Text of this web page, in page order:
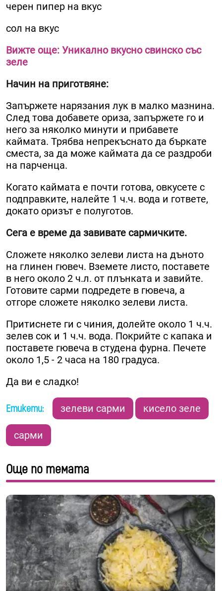
черен пипер на вкус
сол на вкус
Вижте още: Уникално вкусно свинско със
зеле
Начин на приготвяне:
Запържете нарязания лук в малко мазнина.
След това добавете ориза, запържете го и
него за няколко минути и прибавете
каймата. Трябва непрекъснато да бъркате
сместа, за да може каймата да се раздроби
на парченца.
Когато каймата е почти готова, овкусете с
подправките, налейте 1 ч.ч. вода и гответе,
докато оризът е полуготов.
Сега е време да завивате сармичките.
Сложете няколко зелеви листа на дъното
на глинен гювеч. Вземете листо, поставете
в него около 2 ч.л. от плънката и завийте.
Готовите сарми подредете в гювеча, а
отгоре сложете няколко зелеви листа.
Притиснете ги с чиния, долейте около 1 ч.ч.
зелев сок и 1 ч.ч. вода. Покрийте с капака и
поставете гювеча в студена фурна. Печете
около 1,5 - 2 часа на 180 градуса.
Да ви е сладко!
Етикети: зелеви сарми кисело зеле
сарми
Още по темата